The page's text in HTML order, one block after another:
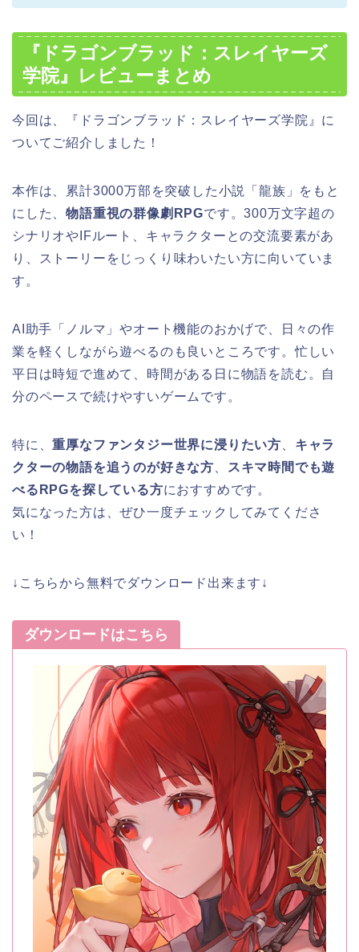
『ドラゴンブラッド：スレイヤーズ
学院』レビューまとめ
今回は、『ドラゴンブラッド：スレイヤーズ学院』に
ついてご紹介しました！
本作は、累計3000万部を突破した小説「龍族」をもと
にした、物語重視の群像劇RPGです。300万文字超の
シナリオやIFルート、キャラクターとの交流要素があ
り、ストーリーをじっくり味わいたい方に向いていま
す。
AI助手「ノルマ」やオート機能のおかげで、日々の作
業を軽くしながら遊べるのも良いところです。忙しい
平日は時短で進めて、時間がある日に物語を読む。自
分のペースで続けやすいゲームです。
特に、重厚なファンタジー世界に浸りたい方
キャラ
クターの物語を追うのが好きな方
スキマ時間でも遊
べるRPGを探している方におすすめです。
気になった方は、ぜひ一度チェックしてみてくださ
い！
↓こちらから無料でダウンロード出来ます↓
ダウンロードはこちら